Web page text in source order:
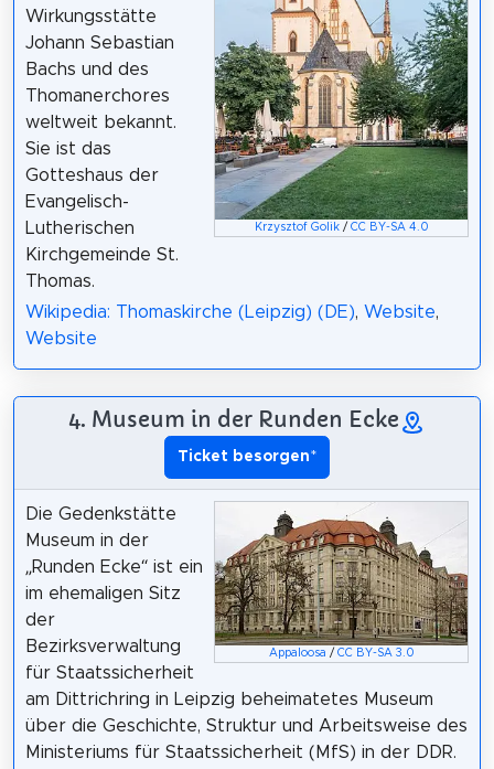
Krzysztof Golik/ CC BY-SA 4.0
Wirkungsstätte
Johann Sebastian
Bachs und des
Thomanerchores
weltweit bekannt.
Sie ist das
Gotteshaus der
Evangelisch-
Lutherischen
Kirchgemeinde St.
Thomas.
Wikipedia: Thomaskirche (Leipzig) (DE), Website,
Website
4. Museum in der Runden Ecke
Ticket besorgen*
Appaloosa / CC BY-SA 3.0
Die Gedenkstätte
Museum in der
„Runden Ecke“ ist ein
im ehemaligen Sitz
der
Bezirksverwaltung
für Staatssicherheit
am Dittrichring in Leipzig beheimatetes Museum
über die Geschichte, Struktur und Arbeitsweise des
Ministeriums für Staatssicherheit (MfS) in der DDR.